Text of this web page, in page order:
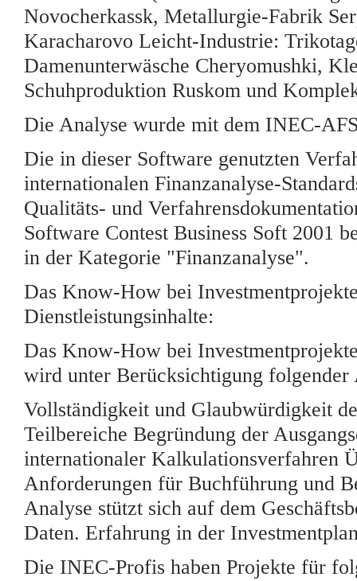
Novocherkassk, Metallurgie-Fabrik
Karacharovo Leicht-Industrie:
Damenunterwäsche Cheryomushki,
Schuhproduktion Ruskom und
Die Analyse wurde mit dem INEC-
Die in dieser Software genutzten
internationalen Finanzanalyse-
Qualitäts- und
Software Contest Business Soft 2001
in der Kategorie "Finanzanalyse".
Das Know-How bei
Dienstleistungsinhalte:
Das Know-How bei
wird unter Berücksichtigung folgender
Vollständigkeit und Glaubwürdigkeit
Teilbereiche Begründung der
internationaler Kalkulationsverfahren
Anforderungen für Buchführung und
Analyse stützt sich auf dem
Daten. Erfahrung in der
Die INEC-Profis haben Projekte für